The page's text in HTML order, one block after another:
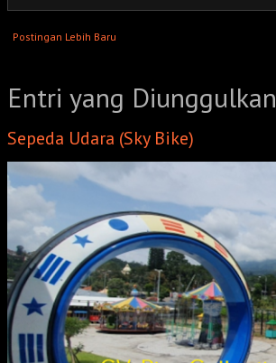
Header Background Image. Ideal width 1600px with.
Postingan Lebih Baru
Entri yang Diunggulkan
Sepeda Udara (Sky Bike)